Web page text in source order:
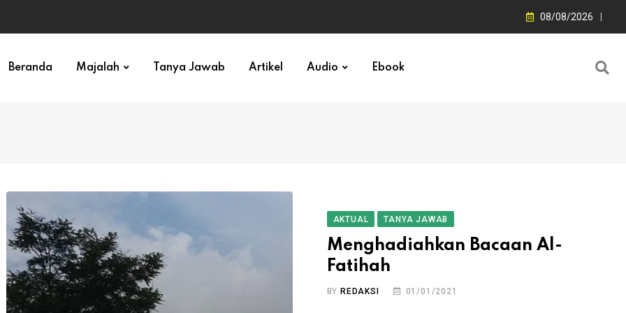
08/08/2026
Beranda Majalah Tanya Jawab Artikel Audio Ebook
AKTUAL TANYA JAWAB
Menghadiahkan Bacaan Al-
Fatihah
BY REDAKSI 01/01/2021